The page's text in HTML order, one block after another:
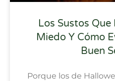
Los Sustos Que
Miedo Y Cómo
Buen
Porque los de